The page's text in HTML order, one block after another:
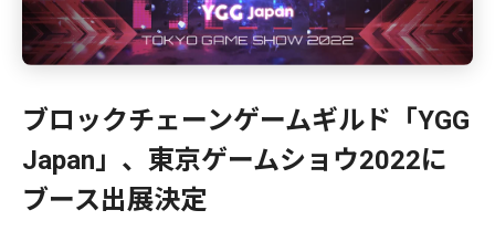
ブロックチェーンゲームギルド「YGG
Japan」、東京ゲームショウ2022に
ブース出展決定